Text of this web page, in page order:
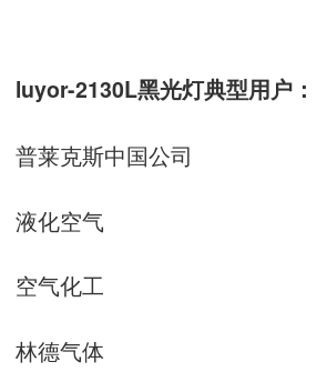
luyor-2130L黑光灯典型用户：
普莱克斯中国公司
液化空气
空气化工
林德气体